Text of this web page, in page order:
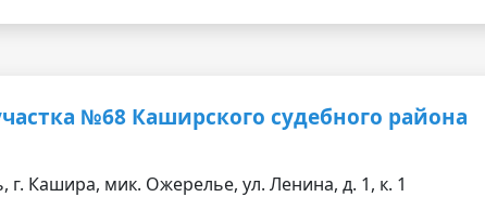
№68 Каширского судебного района
г. Кашира, мик. Ожерелье, ул. Ленина, д. 1, к. 1